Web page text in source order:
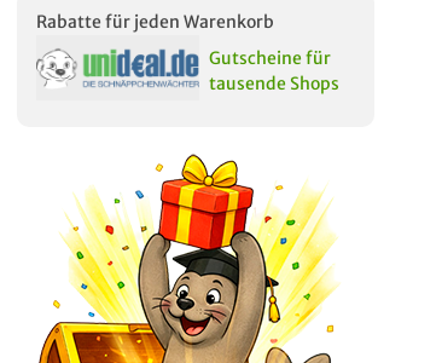
Rabatte für jeden Warenkorb
Gutscheine für
tausende Shops